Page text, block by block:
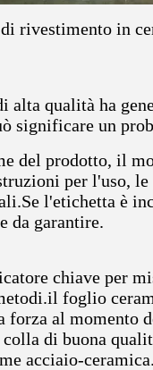
rivestimento in
alta qualità ha
significare un
del prodotto, il
per l'uso,
l'etichetta è
da garantire.
chiave per
foglio
forza al
di buona
acciaio-ceramica.